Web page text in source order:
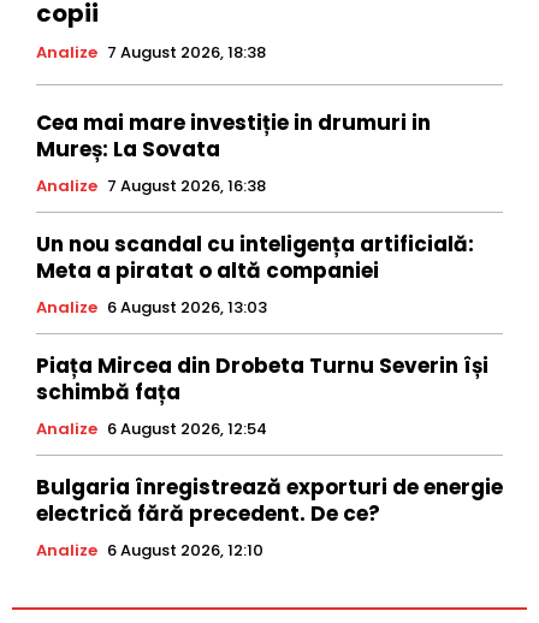
copii
Analize 7 August 2026, 18:38
Cea mai mare investiție in drumuri in
Mureș: La Sovata
Analize 7 August 2026, 16:38
Un nou scandal cu inteligența artificială:
Meta a piratat o altă companiei
Analize 6 August 2026, 13:03
Piața Mircea din Drobeta Turnu Severin își
schimbă fața
Analize 6 August 2026, 12:54
Bulgaria înregistrează exporturi de energie
electrică fără precedent. De ce?
Analize 6 August 2026, 12:10